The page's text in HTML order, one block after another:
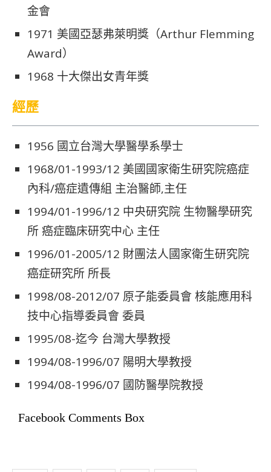
金會
1971 美國亞瑟弗萊明獎（Arthur Flemming
Award）
1968 十大傑出女青年獎
經歷
1956 國立台灣大學醫學系學士
1968/01-1993/12 美國國家衛生研究院癌症
內科/癌症遺傳組 主治醫師,主任
1994/01-1996/12 中央研究院 生物醫學研究
所 癌症臨床研究中心 主任
1996/01-2005/12 財團法人國家衛生研究院
癌症研究所 所長
1998/08-2012/07 原子能委員會 核能應用科
技中心指導委員會 委員
1995/08-迄今 台灣大學教授
1994/08-1996/07 陽明大學教授
1994/08-1996/07 國防醫學院教授
Facebook Comments Box